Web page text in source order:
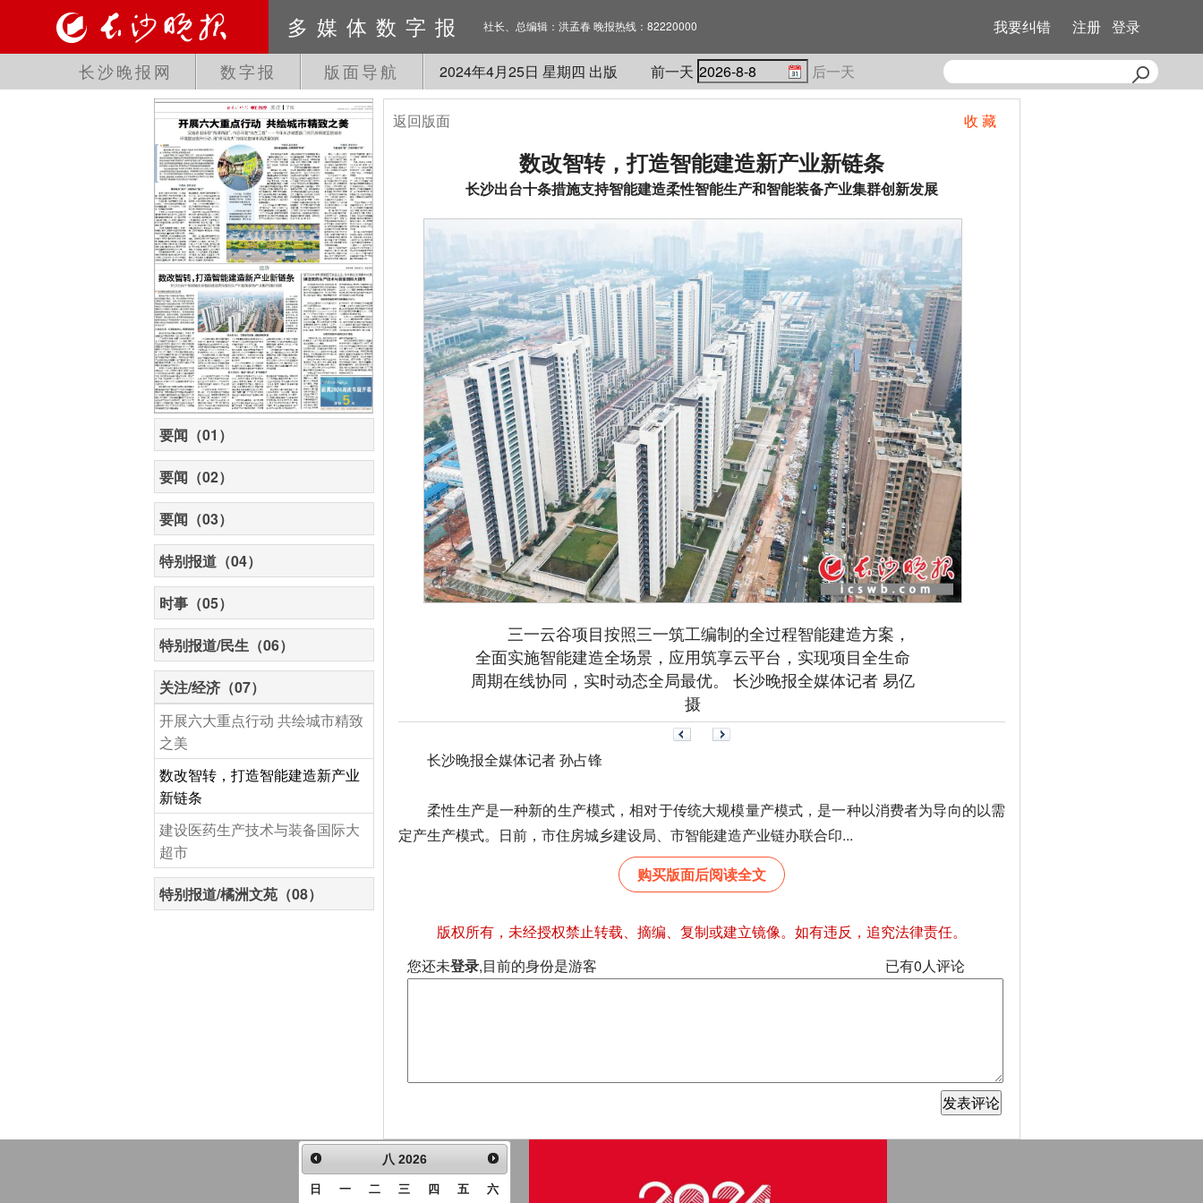
多媒体数字报 社长、总编辑：洪孟春 晚报热线：82220000 我要纠错 注册 登录
长沙晚报网 数字报 版面导航 2024年4月25日 星期四 出版 前一天 后一天
要闻（01）
要闻（02）
要闻（03）
特别报道（04）
时事（05）
特别报道/民生（06）
关注/经济（07）
开展六大重点行动 共绘城市精致
之美
数改智转，打造智能建造新产业
新链条
建设医药生产技术与装备国际大
超市
特别报道/橘洲文苑（08）
返回版面 收 藏
数改智转，打造智能建造新产业新链条
长沙出台十条措施支持智能建造柔性智能生产和智能装备产业集群创新发展
三一云谷项目按照三一筑工编制的全过程智能建造方案，
全面实施智能建造全场景，应用筑享云平台，实现项目全生命
周期在线协同，实时动态全局最优。 长沙晚报全媒体记者 易亿
摄
长沙晚报全媒体记者 孙占锋
柔性生产是一种新的生产模式，相对于传统大规模量产模式，是一种以消费者为导向的以需
定产生产模式。日前，市住房城乡建设局、市智能建造产业链办联合印...
购买版面后阅读全文
版权所有，未经授权禁止转载、摘编、复制或建立镜像。如有违反，追究法律责任。
您还未登录,目前的身份是游客 已有0人评论
八 2026
日 一 二 三 四 五 六